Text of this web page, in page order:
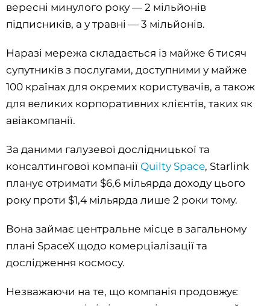
вересні минулого року — 2 мільйонів
підписників, а у травні — 3 мільйонів.
Наразі мережа складається із майже 6 тисяч
супутників з послугами, доступними у майже
100 країнах для окремих користувачів, а також
для великих корпоративних клієнтів, таких як
авіакомпанії.
За даними галузевої дослідницької та
консалтингової компанії Quilty Space, Starlink
планує отримати $6,6 мільярда доходу цього
року проти $1,4 мільярда лише 2 роки тому.
Вона займає центральне місце в загальному
плані SpaceX щодо комерціалізації та
дослідження космосу.
Незважаючи на те, що компанія продовжує